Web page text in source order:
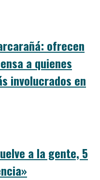
ofrecen
a quienes
involucrados en
a la gente, 5